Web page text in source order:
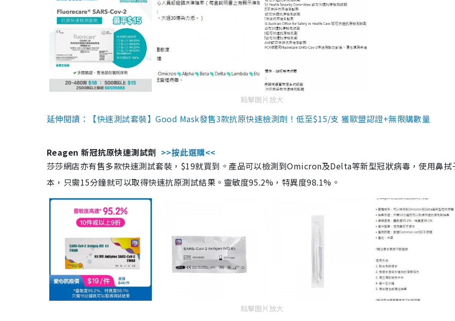
點擊圖片放大
延伸閱讀：【快速測試套裝】Good Mask發售3款抗原快速檢測劑！低至$15/支 獲歐盟認證+無限購數量
Reagen 新冠抗原快速測試劑 >>按此選購<<
莎莎網店亦有售多款快速測試套裝，$19就買到。產品可以檢測到Omicron及Delta等新型冠狀病毒，使用鼻拭
本，只需15分鐘就可以取得快速抗原測試結果。靈敏度95.2%，特異度98.1%。
點擊圖片放大